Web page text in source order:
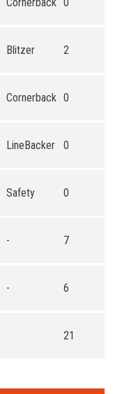
Blitzer 2
Cornerback 0
LineBacker 0
Safety 0
- 7
- 6
21